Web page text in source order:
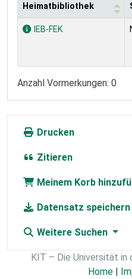
Exemplare
Heimatbibliothek
IEB-FEK
Anzahl Vormerkungen: 0
Drucken
Zitieren
Meinem Korb
Datensatz speichern
Weitere Suchen
KIT – Die Universität
Home |